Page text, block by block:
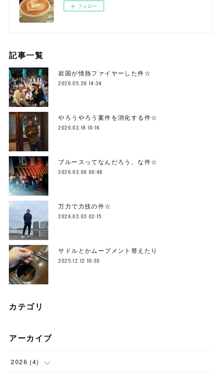
フォロー
記事一覧
岩国が情熱ファイヤーした件☆
2026.05.26 14:34
やろうやろう案件を消化する件☆
2026.03.18 10:16
ブルースってなんだろう、な件☆
2026.03.06 00:48
万力で力技の件☆
2026.03.03 02:15
サドルとかムーブメント替えたり
2025.12.12 10:30
カテゴリ
アーカイブ
2026 (4)